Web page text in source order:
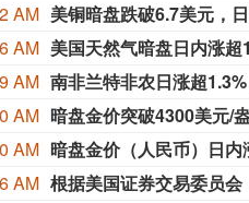
AM 美铜暗盘跌破6.7美元，日
AM
AM 南非兰特非农日涨超
AM 暗盘金价突破4300美元/
AM
AM